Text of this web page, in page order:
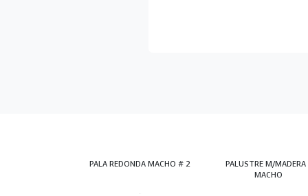
PALA REDONDA MACHO # 2
PALUSTRE M/MADERA
MACHO